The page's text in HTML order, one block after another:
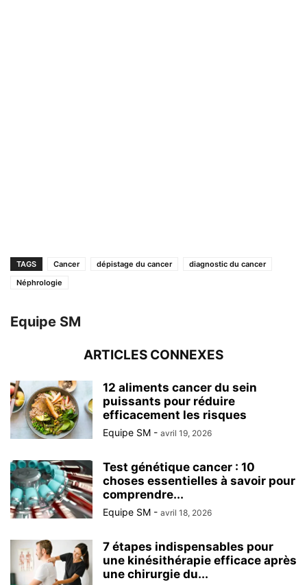
TAGS Cancer dépistage du cancer
diagnostic du cancer
Néphrologie
Equipe SM
ARTICLES CONNEXES
12 aliments cancer du sein
puissants pour réduire
efficacement les risques
Equipe SM - avril 19, 2026
Test génétique cancer : 10
choses essentielles à savoir pour
comprendre...
Equipe SM - avril 18, 2026
7 étapes indispensables pour
une kinésithérapie efficace après
une chirurgie du...